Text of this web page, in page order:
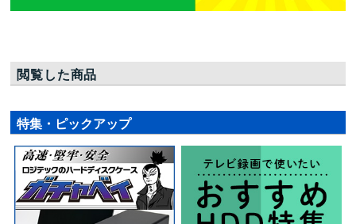
閲覧した商品
特集・ピックアップ